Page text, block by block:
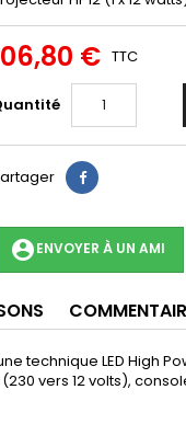
€ TTC
account_circleENVOYER À UN AMI
technique LED High
vers 12 volts),